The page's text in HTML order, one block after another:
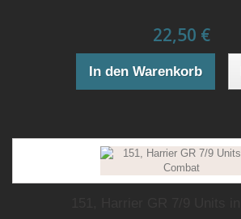
22,50 €
In den Warenkorb